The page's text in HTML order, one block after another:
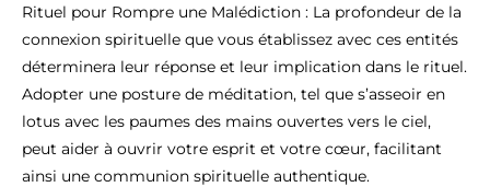
Rituel pour Rompre une Malédiction : La profondeur de la
connexion spirituelle que vous établissez avec ces entités
déterminera leur réponse et leur implication dans le rituel.
Adopter une posture de méditation, tel que s’asseoir en
lotus avec les paumes des mains ouvertes vers le ciel,
peut aider à ouvrir votre esprit et votre cœur, facilitant
ainsi une communion spirituelle authentique.